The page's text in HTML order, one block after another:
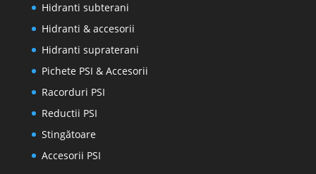
Hidranti subterani
Hidranti & accesorii
Hidranti supraterani
Pichete PSI & Accesorii
Racorduri PSI
Reductii PSI
Stingătoare
Accesorii PSI